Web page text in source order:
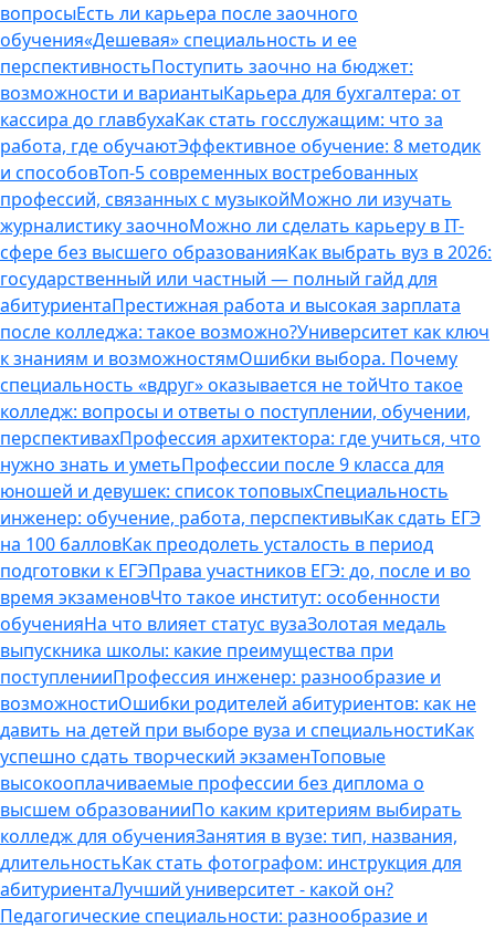
вопросыЕсть ли карьера после заочного
обучения«Дешевая» специальность и ее
перспективностьПоступить заочно на бюджет:
возможности и вариантыКарьера для бухгалтера: от
кассира до главбухаКак стать госслужащим: что за
работа, где обучаютЭффективное обучение: 8 методик
и способовТоп-5 современных востребованных
профессий, связанных с музыкойМожно ли изучать
журналистику заочноМожно ли сделать карьеру в IT-
сфере без высшего образованияКак выбрать вуз в 2026:
государственный или частный — полный гайд для
абитуриентаПрестижная работа и высокая зарплата
после колледжа: такое возможно?Университет как ключ
к знаниям и возможностямОшибки выбора. Почему
специальность «вдруг» оказывается не тойЧто такое
колледж: вопросы и ответы о поступлении, обучении,
перспективахПрофессия архитектора: где учиться, что
нужно знать и уметьПрофессии после 9 класса для
юношей и девушек: список топовыхСпециальность
инженер: обучение, работа, перспективыКак сдать ЕГЭ
на 100 балловКак преодолеть усталость в период
подготовки к ЕГЭПрава участников ЕГЭ: до, после и во
время экзаменовЧто такое институт: особенности
обученияНа что влияет статус вузаЗолотая медаль
выпускника школы: какие преимущества при
поступленииПрофессия инженер: разнообразие и
возможностиОшибки родителей абитуриентов: как не
давить на детей при выборе вуза и специальностиКак
успешно сдать творческий экзаменТоповые
высокооплачиваемые профессии без диплома о
высшем образованииПо каким критериям выбирать
колледж для обученияЗанятия в вузе: тип, названия,
длительностьКак стать фотографом: инструкция для
абитуриентаЛучший университет - какой он?
Педагогические специальности: разнообразие и